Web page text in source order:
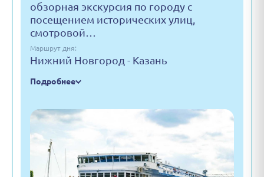
обзорная экскурсия по городу с
посещением исторических улиц,
смотровой…
Маршрут дня:
Нижний Новгород - Казань
Подробнее